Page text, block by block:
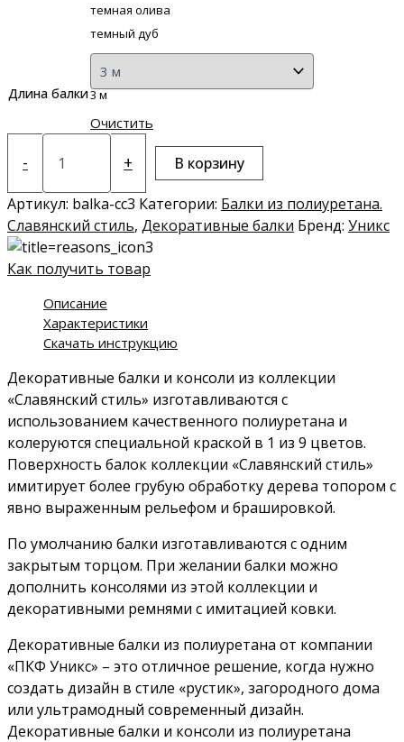
темная олива
темный дуб
Длина балки3 м
Очистить
-
Количество
из
полиуретана
СС3
+ В корзину
Артикул: balka-сс3 Категории: Балки из полиуретана.
Славянский стиль, Декоративные балки Бренд: Уникс
Как получить товар
Описание
Характеристики
Скачать инструкцию
Декоративные балки и консоли из коллекции
«Славянский стиль» изготавливаются с
использованием качественного полиуретана и
колеруются специальной краской в 1 из 9 цветов.
Поверхность балок коллекции «Славянский стиль»
имитирует более грубую обработку дерева топором с
явно выраженным рельефом и брашировкой.
По умолчанию балки изготавливаются с одним
закрытым торцом. При желании балки можно
дополнить консолями из этой коллекции и
декоративными ремнями с имитацией ковки.
Декоративные балки из полиуретана от компании
«ПКФ Уникс» – это отличное решение, когда нужно
создать дизайн в стиле «рустик», загородного дома
или ультрамодный современный дизайн.
Декоративные балки и консоли из полиуретана